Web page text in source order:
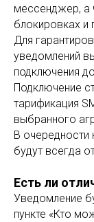
мессенджер, а
блокировках и
Для
уведомлений
подключения
Подключение
тарификация
выбранного
В очередности
будут всегда
Есть ли
Уведомление
пункте «Кто